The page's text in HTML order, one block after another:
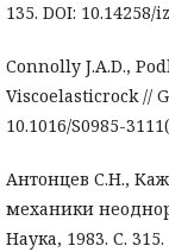
135. DOI: 10.14258/
Connolly J.A.D.,
Viscoelasticrock //
10.1016/S0985-
Антонцев С.Н.,
механики
Наука, 1983. С. 315.